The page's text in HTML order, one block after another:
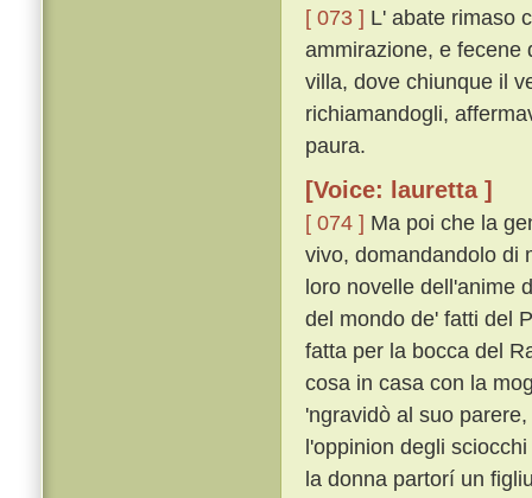
[ 073 ] L' abate rimaso
ammirazione, e
villa, dove chiunque il
richiamandogli,
paura.
[Voice: lauretta ]
[ 074 ] Ma poi che la
vivo, domandandolo di
loro novelle dell'anime
del mondo de' fatti del
fatta per la bocca del
cosa in casa con la
'ngravidò al suo
l'oppinion degli
la donna partorí un